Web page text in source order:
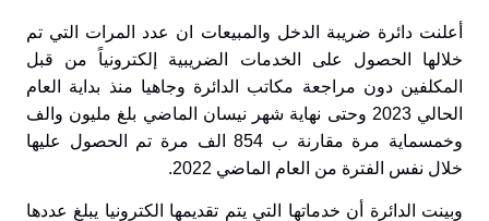
أعلنت دائرة ضريبة الدخل والمبيعات ان عدد المرات التي تم
خلالها الحصول على الخدمات الضريبية إلكترونياً من قبل
المكلفين دون مراجعة مكاتب الدائرة وجاهيا منذ بداية العام
الحالي 2023 وحتى نهاية شهر نيسان الماضي بلغ مليون والف
وخمسماية مرة مقارنة ب 854 الف مرة تم الحصول عليها
خلال نفس الفترة من العام الماضي 2022.
وبينت الدائرة أن خدماتها التي يتم تقديمها الكترونيا يبلغ عددها